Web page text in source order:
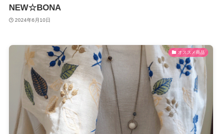
NEW☆BONA
2024年6月10日
オススメ商品